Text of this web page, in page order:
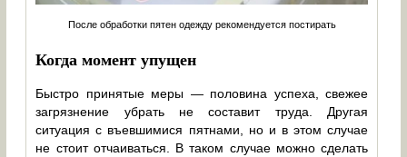
После обработки пятен одежду рекомендуется постирать
Когда момент упущен
Быстро принятые меры — половина успеха, свежее
загрязнение убрать не составит труда. Другая
ситуация с въевшимися пятнами, но и в этом случае
не стоит отчаиваться. В таком случае можно сделать